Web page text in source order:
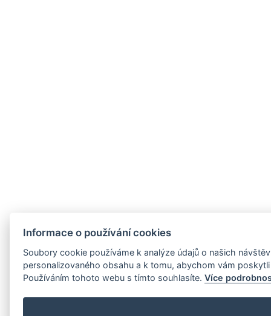
Informace o používání cookies
Soubory cookie používáme k analýze údajů o našich
personalizovaného obsahu a k tomu, abychom vám
Používáním tohoto webu s tímto souhlasíte.Více